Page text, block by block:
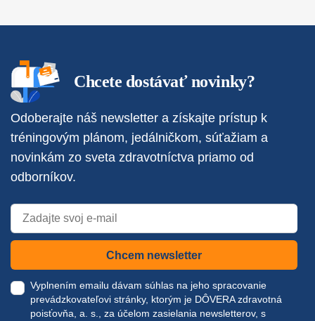
Chcete dostávať novinky?
Odoberajte náš newsletter a získajte prístup k
tréningovým plánom, jedálničkom, súťažiam a
novinkám zo sveta zdravotníctva priamo od
odborníkov.
Chcem newsletter
Vyplnením emailu dávam súhlas na jeho spracovanie
prevádzkovateľovi stránky, ktorým je DÔVERA zdravotná
poisťovňa, a. s., za účelom zasielania newsletterov, s